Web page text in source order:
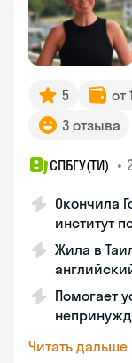
5 от
3 отзыва
СПБГУ(ТИ) •
Окончила
институт
Жила в
Помогает
Читать дальше